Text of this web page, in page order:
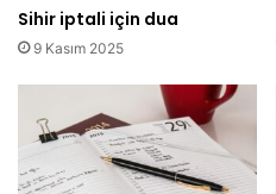
Sihir iptali için dua
9 Kasım 2025